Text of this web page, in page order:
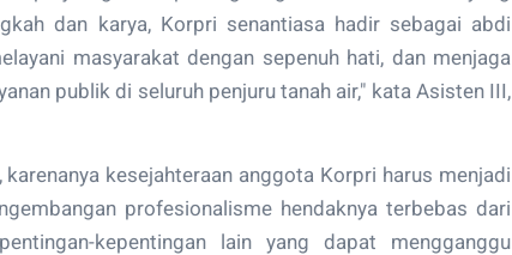
dan karya, Korpri senantiasa hadir sebagai abdi
masyarakat dengan sepenuh hati, dan menjaga
publik di seluruh penjuru tanah air," kata Asisten III,
kesejahteraan anggota Korpri harus menjadi
profesionalisme hendaknya terbebas dari
kepentingan lain yang dapat mengganggu